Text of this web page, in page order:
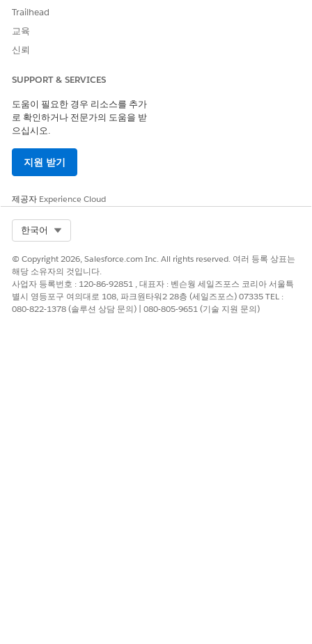
Trailhead
교육
신뢰
SUPPORT & SERVICES
도움이 필요한 경우 리소스를 추가
로 확인하거나 전문가의 도움을 받
으십시오.
지원 받기
제공자 Experience Cloud
한국어
© Copyright 2026, Salesforce.com Inc. All rights reserved. 여러 등록 상표는
해당 소유자의 것입니다.
사업자 등록번호 : 120-86-92851 , 대표자 : 벤슨웡 세일즈포스 코리아 서울특
별시 영등포구 여의대로 108, 파크원타워2 28층 (세일즈포스) 07335 TEL :
080-822-1378 (솔루션 상담 문의) | 080-805-9651 (기술 지원 문의)